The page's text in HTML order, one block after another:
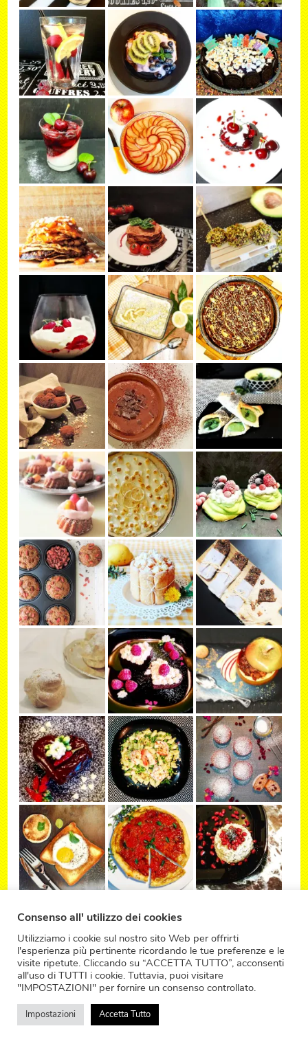
Consenso all' utilizzo dei cookies
Utilizziamo i cookie sul nostro sito Web per offrirti
l'esperienza più pertinente ricordando le tue preferenze e le
visite ripetute. Cliccando su “ACCETTA TUTTO”, acconsenti
all'uso di TUTTI i cookie. Tuttavia, puoi visitare
"IMPOSTAZIONI" per fornire un consenso controllato.
Impostazioni Accetta Tutto